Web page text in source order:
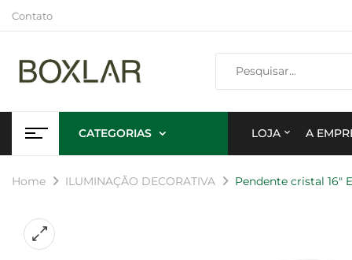
Contato
CATEGORIAS LOJA A
Home ILUMINAÇÃO DECORATIVA Pendente cristal 16″